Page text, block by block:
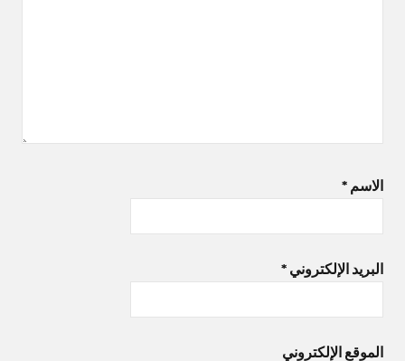
الاسم *
البريد الإلكتروني *
الموقع الإلكتروني